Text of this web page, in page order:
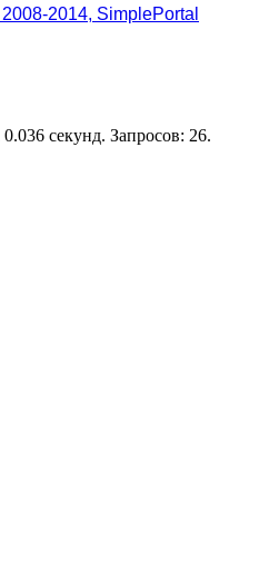
2014, SimplePortal
секунд. Запросов: 26.